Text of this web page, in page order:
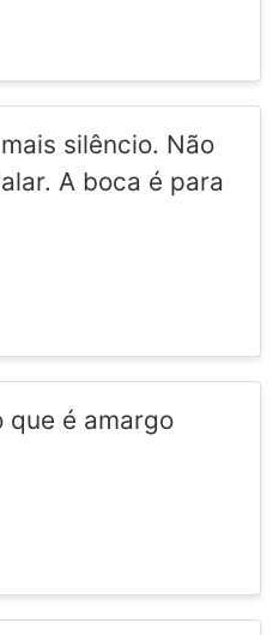
silêncio. Não
A boca é para
que é amargo